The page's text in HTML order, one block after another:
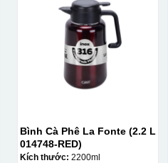
Bình Cà Phê La Fonte (2.2 L
014748-RED)
Kích thước: 2200ml